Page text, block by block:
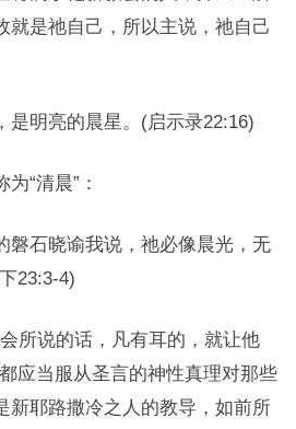
就是祂自己，所以主说，祂自己
是明亮的晨星。(启示录22:16)
“清晨”：
磐石晓谕我说，祂必像晨光，无
23:3-4)
所说的话，凡有耳的，就让他
应当服从圣言的神性真理对那些
新耶路撒冷之人的教导，如前所